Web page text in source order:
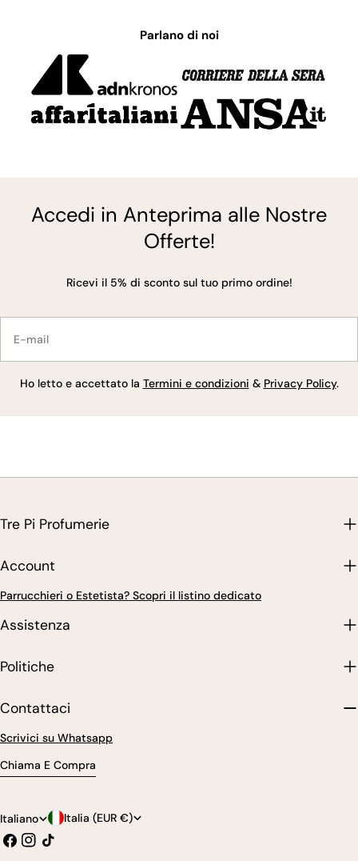
Parlano di noi
Accedi in Anteprima alle Nostre
Offerte!
Ricevi il 5% di sconto sul tuo primo ordine!
mail
Ho letto e accettato la Termini e condizioni & Privacy Policy.
Tre Pi Profumerie
Account
Parrucchieri o Estetista? Scopri il listino dedicato
Assistenza
Politiche
Contattaci
Scrivici su Whatsapp
Chiama E Compra
L
i
Italiano
P
a
Italia (EUR €)
Facebook
Instagram
Tic